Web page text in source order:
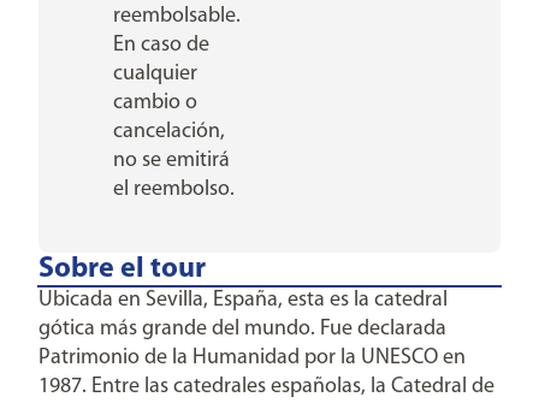
reembolsable.
En caso de
cualquier
cambio o
cancelación,
no se emitirá
el reembolso.
Sobre el tour
Ubicada en Sevilla, España, esta es la catedral
gótica más grande del mundo. Fue declarada
Patrimonio de la Humanidad por la UNESCO en
1987. Entre las catedrales españolas, la Catedral de